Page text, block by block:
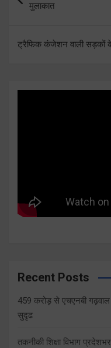
मुलाकात
ट्रैफिक कंजेशन वाली सड़कों के
Recent Posts
459 करोड़ से एचएनबी गढ़वाल
सुदृढ
तकनीकी शिक्षा विभाग